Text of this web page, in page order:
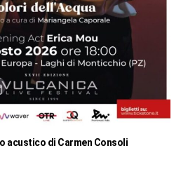
acustico di Carmen Consoli